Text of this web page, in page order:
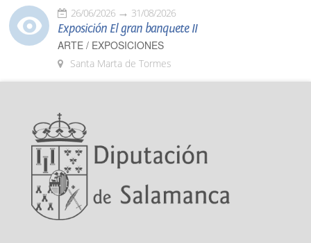
26/06/2026 31/08/2026
Exposición El gran banquete II
ARTE / EXPOSICIONES
Santa Marta de Tormes